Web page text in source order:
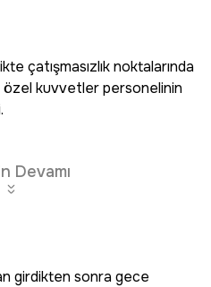
çatışmasızlık noktalarında
özel kuvvetler personelinin
Devamı
girdikten sonra gece